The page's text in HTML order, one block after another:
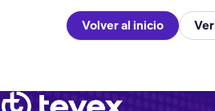
Volver al inicio